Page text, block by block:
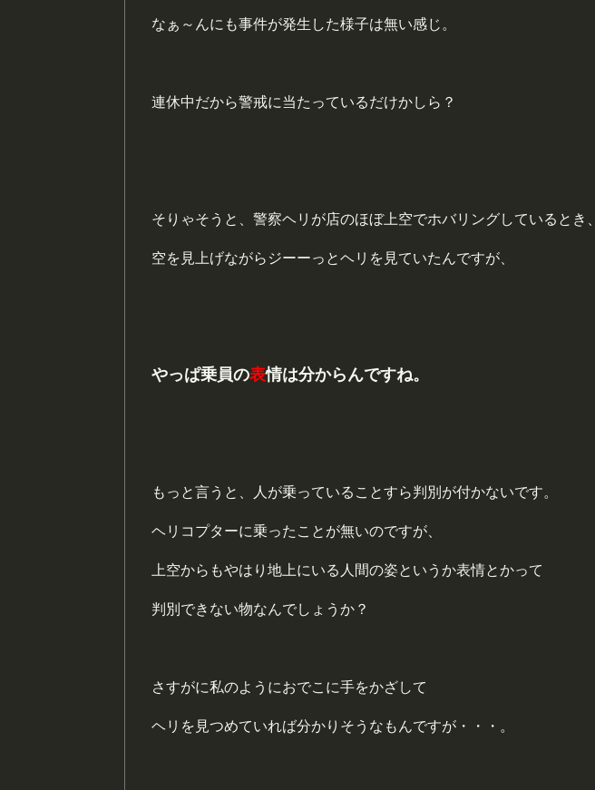
なぁ～んにも事件が発生した様子は無い感じ。
連休中だから警戒に当たっているだけかしら？
そりゃそうと、警察ヘリが店のほぼ上空でホバリングしているとき、
空を見上げながらジーーっとヘリを見ていたんですが、
やっぱ乗員の表情は分からんですね。
もっと言うと、人が乗っていることすら判別が付かないです。
ヘリコプターに乗ったことが無いのですが、
上空からもやはり地上にいる人間の姿というか表情とかって
判別できない物なんでしょうか？
さすがに私のようにおでこに手をかざして
ヘリを見つめていれば分かりそうなもんですが・・・。